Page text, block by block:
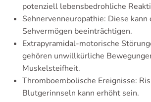
potenziell lebensbedrohliche
Sehnervenneuropathie: Diese kann
Sehvermögen beeinträchtigen.
Extrapyramidal-motorische
gehören unwillkürliche
Muskelsteifheit.
Thromboembolische Ereignisse:
Blutgerinnseln kann erhöht sein.